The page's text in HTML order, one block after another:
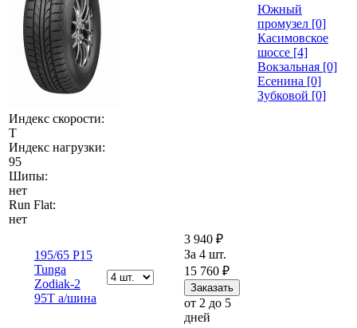
Южный
промузел [0]
Касимовское
шоссе [4]
Вокзальная [0]
Есенина [0]
Зубковой [0]
Индекс скорости:
T
Индекс нагрузки:
95
Шипы:
нет
Run Flat:
нет
195/65 Р15
Tunga
Zodiak-2
95T а/шина
3 940 ₽
За 4 шт.
15 760 ₽
от 2 до 5
дней